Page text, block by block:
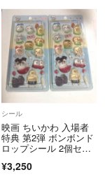
シール
映画 ちいかわ 入場者
特典 第2弾 ボンボンド
ロップシール 2個セッ
¥3,250